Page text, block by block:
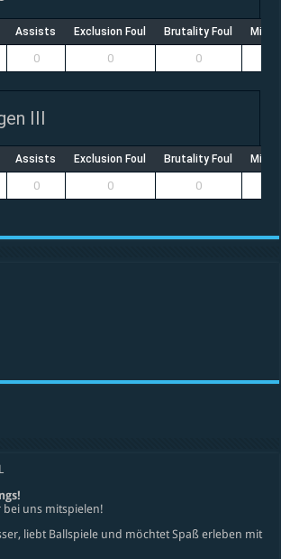
Assists Exclusion Foul Brutality Foul
0 0 0
III
Assists Exclusion Foul Brutality Foul
0 0 0
bei uns mitspielen!
liebt Ballspiele und möchtet Spaß erleben mit